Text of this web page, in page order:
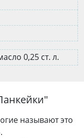
0,25 ст. л.
"
называют это